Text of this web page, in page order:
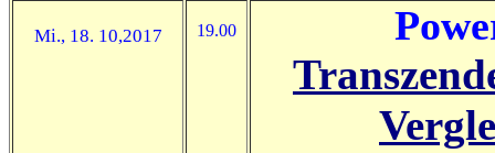
Mi., 18. 10,2017 19.00